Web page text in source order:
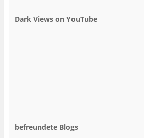
Dark Views on YouTube
befreundete Blogs